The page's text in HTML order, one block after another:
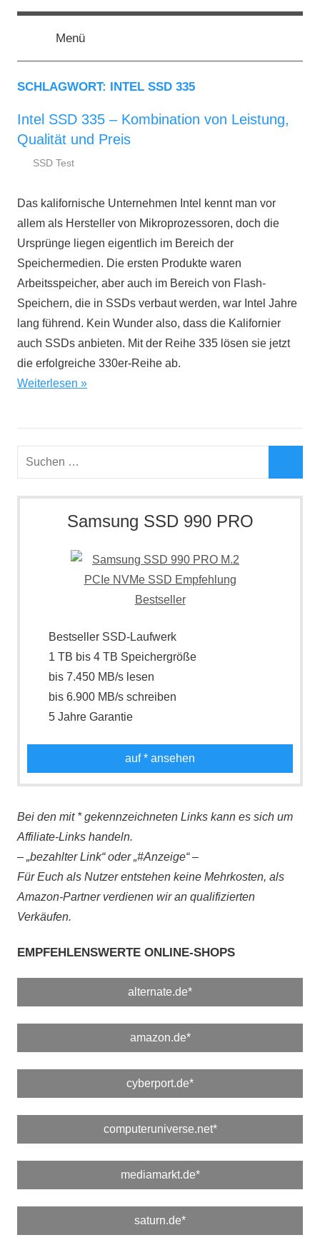
Zumssd-
ratgeber.de
SSD
Kaufberatung:
Empfehlung,
Menü
SCHLAGWORT: INTEL SSD 335
Intel SSD 335 – Kombination von Leistung,
Qualität und Preis
September
ratgeber.de
SSD Test
Das kalifornische Unternehmen Intel kennt man vor
allem als Hersteller von Mikroprozessoren, doch die
Ursprünge liegen eigentlich im Bereich der
Speichermedien. Die ersten Produkte waren
Arbeitsspeicher, aber auch im Bereich von Flash-
Speichern, die in SSDs verbaut werden, war Intel Jahre
lang führend. Kein Wunder also, dass die Kalifornier
auch SSDs anbieten. Mit der Reihe 335 lösen sie jetzt
die erfolgreiche 330er-Reihe ab.
Weiterlesen
Suchen
Samsung SSD 990 PRO
Bestseller SSD-Laufwerk
1 TB bis 4 TB Speichergröße
bis 7.450 MB/s lesen
bis 6.900 MB/s schreiben
5 Jahre Garantie
auf* ansehen
Bei den mit * gekennzeichneten Links kann es sich um
Affiliate-Links handeln.
– „bezahlter Link“ oder „#Anzeige“ –
Für Euch als Nutzer entstehen keine Mehrkosten, als
Amazon-Partner verdienen wir an qualifizierten
Verkäufen.
EMPFEHLENSWERTE ONLINE-SHOPS
alternate.de*
amazon.de*
cyberport.de*
computeruniverse.net*
mediamarkt.de*
saturn.de*